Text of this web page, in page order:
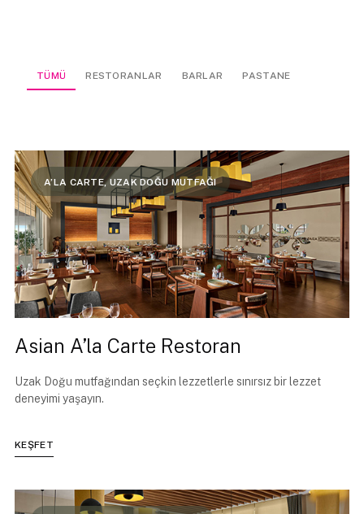
TÜMÜ RESTORANLAR BARLAR PASTANE
Asian A’la Carte Restoran
Uzak Doğu mutfağından seçkin lezzetlerle sınırsız bir lezzet
deneyimi yaşayın.
KEŞFET
A’LA CARTE, UZAK DOĞU MUTFAĞI